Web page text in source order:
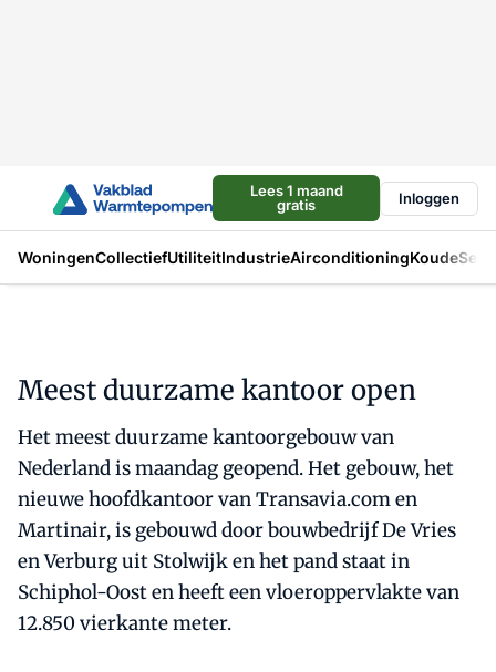
Lees 1 maand
gratis
Inloggen
WoningenCollectiefUtiliteitIndustrieAirconditioningKoude
Meest duurzame kantoor open
Het meest duurzame kantoorgebouw van
Nederland is maandag geopend. Het gebouw, het
nieuwe hoofdkantoor van Transavia.com en
Martinair, is gebouwd door bouwbedrijf De Vries
en Verburg uit Stolwijk en het pand staat in
Schiphol-Oost en heeft een vloeroppervlakte van
12.850 vierkante meter.